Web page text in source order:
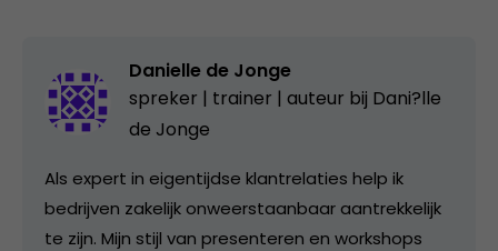
Danielle de Jonge
spreker | trainer | auteur bij Dani?lle
de Jonge
Als expert in eigentijdse klantrelaties help ik
bedrijven zakelijk onweerstaanbaar aantrekkelijk
te zijn. Mijn stijl van presenteren en workshops